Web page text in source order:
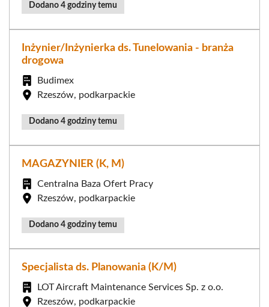
Dodano 4 godziny temu
Inżynier/Inżynierka ds. Tunelowania - branża
drogowa
Budimex
Rzeszów, podkarpackie
Dodano 4 godziny temu
MAGAZYNIER (K, M)
Centralna Baza Ofert Pracy
Rzeszów, podkarpackie
Dodano 4 godziny temu
Specjalista ds. Planowania (K/M)
LOT Aircraft Maintenance Services Sp. z o.o.
Rzeszów, podkarpackie